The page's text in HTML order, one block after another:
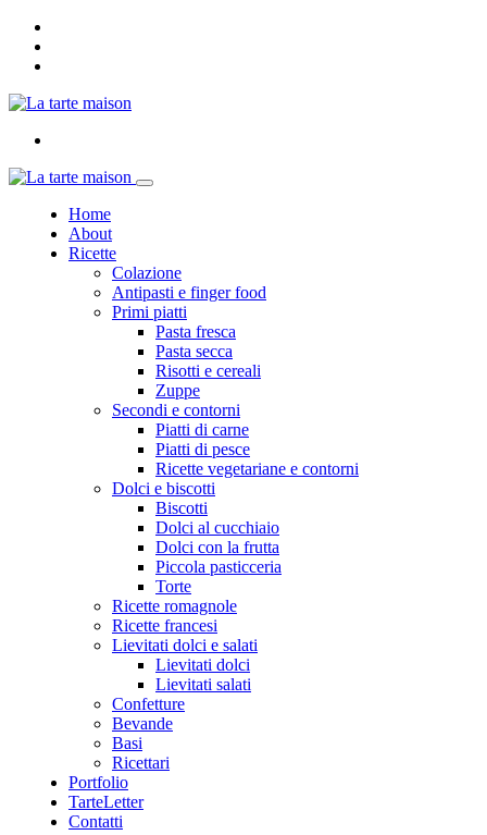
Home
About
Ricette
Colazione
Antipasti e finger food
Primi piatti
Pasta fresca
Pasta secca
Risotti e cereali
Zuppe
Secondi e contorni
Piatti di carne
Piatti di pesce
Ricette vegetariane e contorni
Dolci e biscotti
Biscotti
Dolci al cucchiaio
Dolci con la frutta
Piccola pasticceria
Torte
Ricette romagnole
Ricette francesi
Lievitati dolci e salati
Lievitati dolci
Lievitati salati
Confetture
Bevande
Basi
Ricettari
Portfolio
TarteLetter
Contatti